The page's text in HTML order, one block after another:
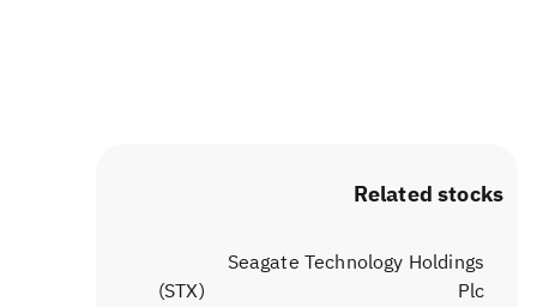
Related stocks
Seagate Technology Holdings
Plc
(
STX
)